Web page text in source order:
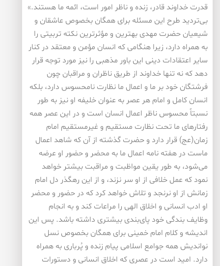
قدرت خداوند قادر، زنده و ناظر امور است، ائمه ما هستند.»
بی‌تردید طرح این مسئله برای همگان بخصوص عاشقان و
شیعیان حضرت مهدی بهترین و مؤثرترین نکته تربیتی را
به همراه دارد، زیرا هنگامی که انسان مؤمن و معتقد در کنار
سایر اعتقادات دینی این باور مذهبی را نیز مورد توجه قرار
دهد که نه تنها خداوند از طریق ناظران و مراقبان چون
فرشتگان خود بر ما و اعمال ما نظارت نامحسوس دارد، بلکه
انسان کامل و امام هر عصر به عنوان خلیفه او نیز به طور
نسبتاً محسوس ناظر اعمال انسان است و در این عصر همه
رفتارهای ما تحت نظارت مستقیم و غیرمستقیم امام
زمان(عج) قرار دارد و حضرت گذشته از آن که شاهد اعمال
ماست در هفته نامه اعمال ما به محضر و حضور او عرضه
می‌شود، به طور یقین مواظبت و مراقبت بیشتر خواهد
نمود که عمل خلافی از او سر نزند، و از این رهگذر دل امام
زمانش از او نرنجد و تلاش خواهد کرد که در حضور و محضر
او ادب انسانی و اخلاق الهی را مراعات کند و به انجام
وظایف بندگی خود پای‌بندی بیشتری داشته باشد. پس این
اندیشه و کلام امام خمینی برای همگان بخصوص نسل
نواندیش همه جوامع اسلامی پیام زنده و پُرباری به همراه
دارد. امید است در عصری که اخلاق انسانی و دستورات